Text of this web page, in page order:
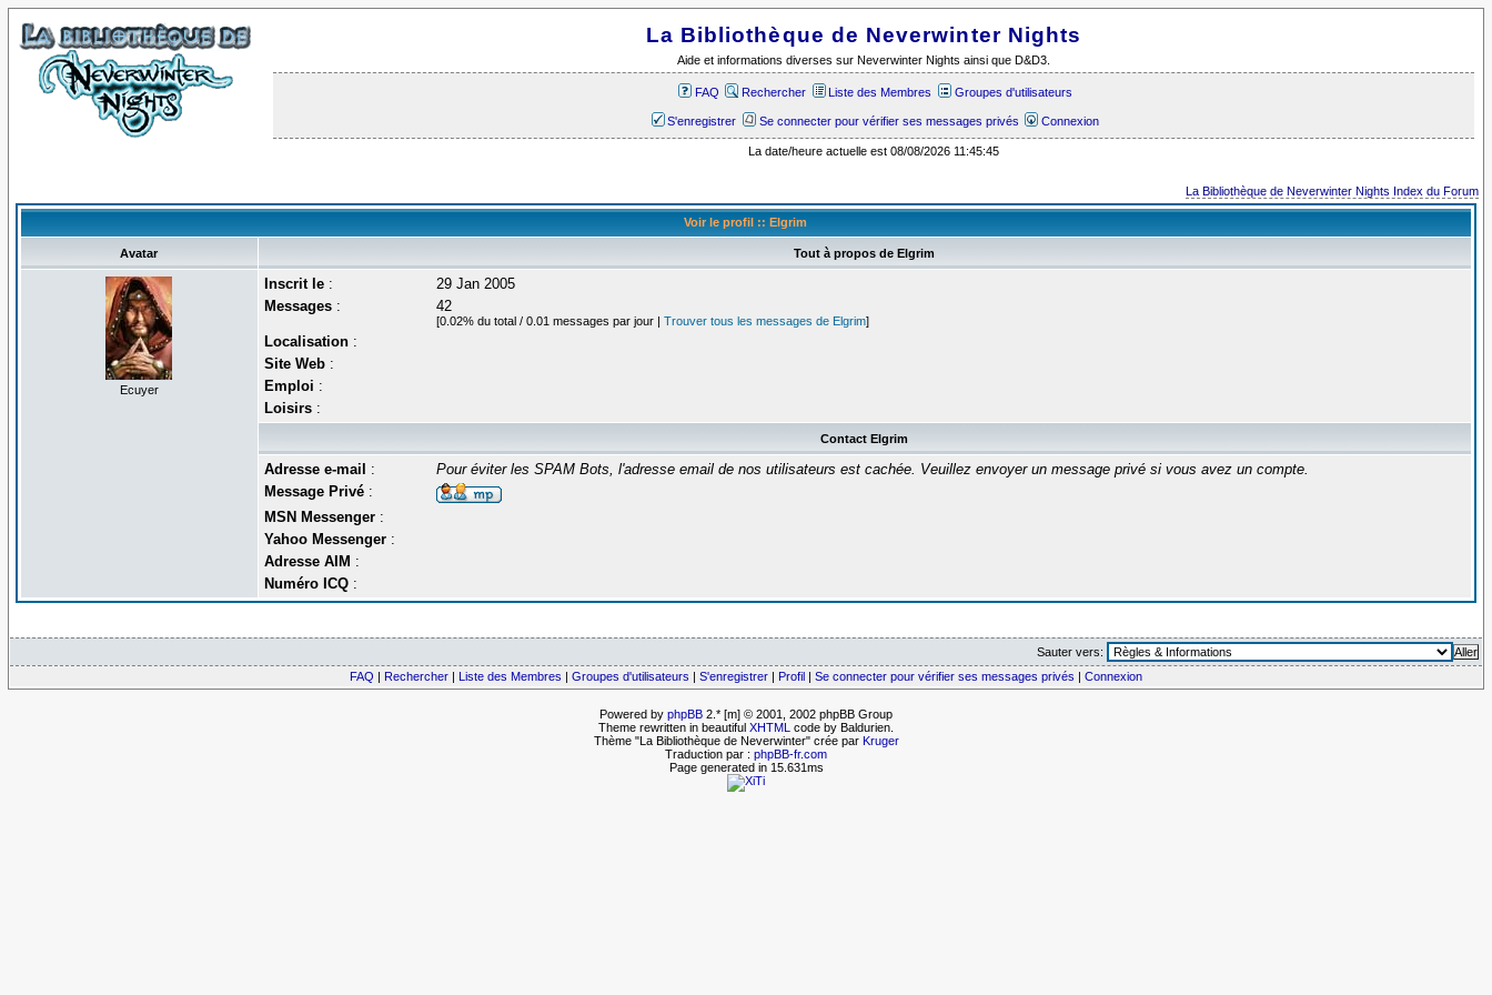
La Bibliothèque de Neverwinter Nights
Aide et informations diverses sur Neverwinter Nights ainsi que D&D3.
FAQ Rechercher Liste des Membres Groupes d'utilisateurs
S'enregistrer Se connecter pour vérifier ses messages privés Connexion
La date/heure actuelle est 08/08/2026 11:45:45
La Bibliothèque de Neverwinter Nights Index du Forum
Voir le profil :: Elgrim
Avatar Tout à propos de Elgrim
Ecuyer
Inscrit le:
29 Jan 2005
Messages: 42
[0.02% du total / 0.01 messages par jour | Trouver tous les messages de Elgrim]
Localisation:
Site Web:
Emploi :
Loisirs:
Contact Elgrim
Adresse e-mail :
Pour éviter les SPAM Bots, l'adresse email de nos utilisateurs est cachée. Veuillez envoyer un message privé si vous avez un compte.
Message Privé:
MSN Messenger:
Yahoo Messenger:
Adresse AIM :
Numéro ICQ:
Sauter vers:
FAQ
Rechercher Liste des Membres Groupes d'utilisateurs S'enregistrer Profil Se connecter pour vérifier ses messages privés Connexion
Powered by phpBB 2.* [m] © 2001, 2002 phpBB Group
Theme rewritten in beautiful XHTML code by Baldurien.
Thème "La Bibliothèque de Neverwinter" crée par Kruger
Traduction par : phpBB-fr.com
Page generated in 15.631ms